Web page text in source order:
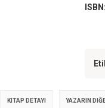
ISBN:
KITAP DETAYI YAZARIN